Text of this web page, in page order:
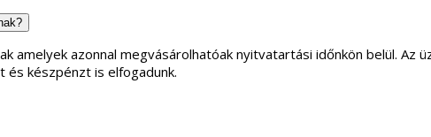
amelyek azonnal megvásárolhatóak nyitvatartási időnkön belül.
és készpénzt is elfogadunk.